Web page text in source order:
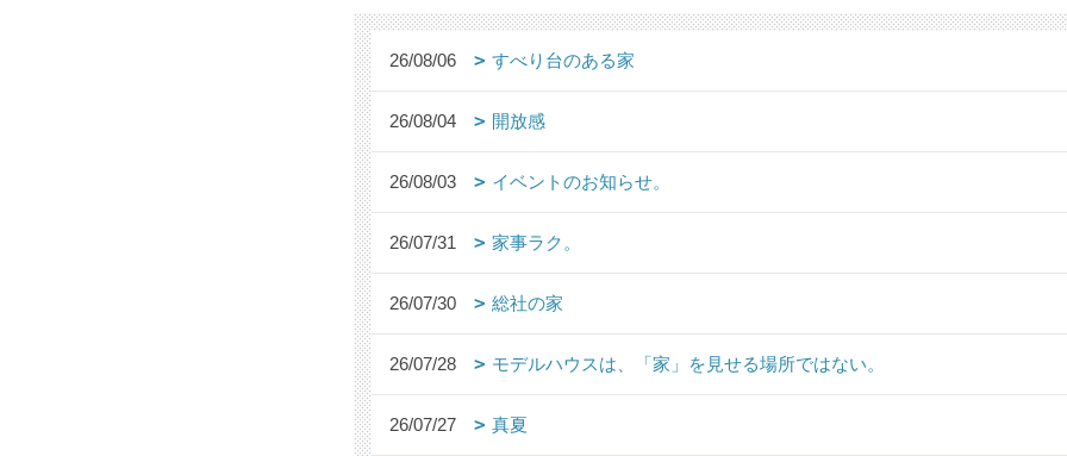
26/08/06 すべり台のある家
26/08/04 開放感
26/08/03 イベントのお知らせ。
26/07/31 家事ラク。
26/07/30 総社の家
26/07/28 モデルハウスは、「家」を見せる場所ではない。
26/07/27 真夏